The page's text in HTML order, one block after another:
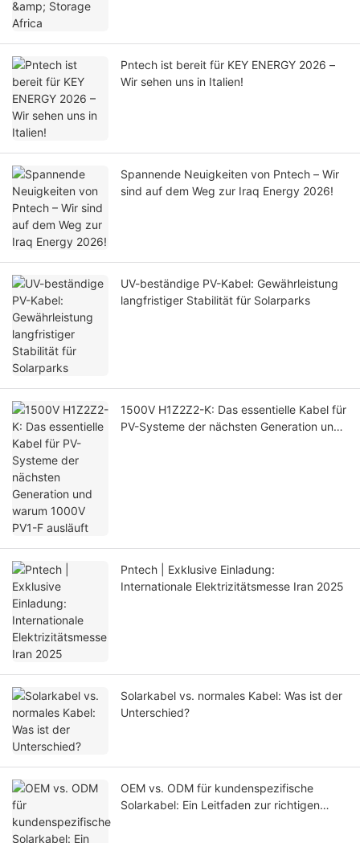
Pntech ist bereit für KEY ENERGY 2026 –
Wir sehen uns in Italien!
Spannende Neuigkeiten von Pntech – Wir
sind auf dem Weg zur Iraq Energy 2026!
UV-beständige PV-Kabel: Gewährleistung
langfristiger Stabilität für Solarparks
1500V H1Z2Z2-K: Das essentielle Kabel für
PV-Systeme der nächsten Generation und
Pntech | Exklusive Einladung:
Internationale Elektrizitätsmesse Iran 2025
Solarkabel vs. normales Kabel: Was ist der
Unterschied?
OEM vs. ODM für kundenspezifische
Solarkabel: Ein Leitfaden zur richtigen